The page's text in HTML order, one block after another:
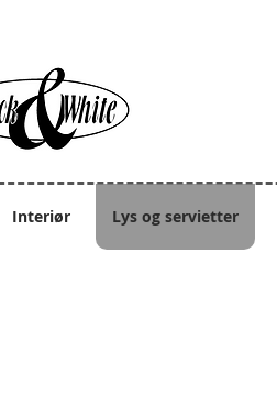
Interiør Lys og servietter